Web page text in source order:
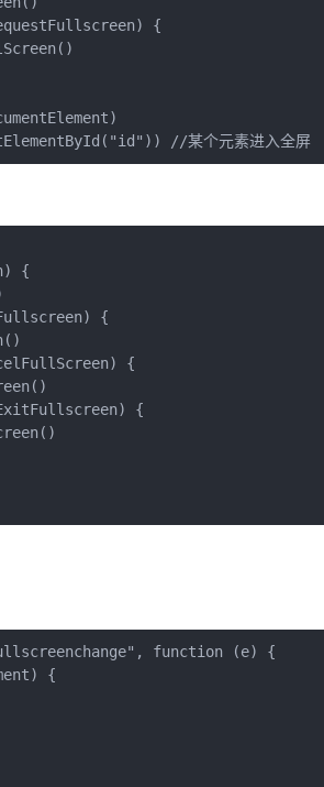
{
launchFullscreen(document.getElementById("id")) //某个元素进入全屏
{
{
{
{
function (e) {
{